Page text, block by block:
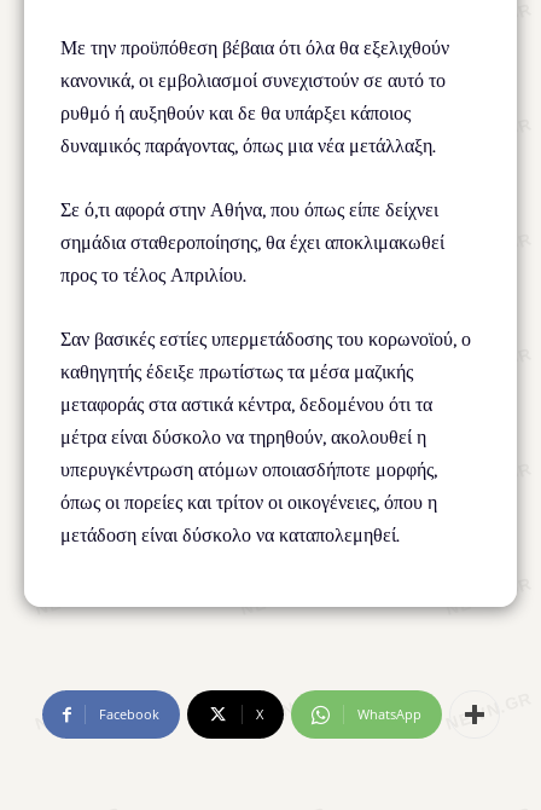
Με την προϋπόθεση βέβαια ότι όλα θα εξελιχθούν
κανονικά, οι εμβολιασμοί συνεχιστούν σε αυτό το
ρυθμό ή αυξηθούν και δε θα υπάρξει κάποιος
δυναμικός παράγοντας, όπως μια νέα μετάλλαξη.
Σε ό,τι αφορά στην Αθήνα, που όπως είπε δείχνει
σημάδια σταθεροποίησης, θα έχει αποκλιμακωθεί
προς το τέλος Απριλίου.
Σαν βασικές εστίες υπερμετάδοσης του κορωνοϊού, ο
καθηγητής έδειξε πρωτίστως τα μέσα μαζικής
μεταφοράς στα αστικά κέντρα, δεδομένου ότι τα
μέτρα είναι δύσκολο να τηρηθούν, ακολουθεί η
υπερυγκέντρωση ατόμων οποιασδήποτε μορφής,
όπως οι πορείες και τρίτον οι οικογένειες, όπου η
μετάδοση είναι δύσκολο να καταπολεμηθεί.
Facebook X WhatsApp